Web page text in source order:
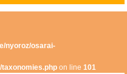
nyoroz/osarai-
on line101